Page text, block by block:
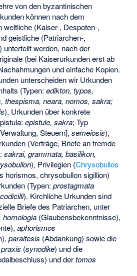
von den byzantinischen
können nach dem
weltliche (Kaiser-, Despoten-,
geistliche (Patriarchen-,
unterteilt werden, nach der
(bei Kaiserurkunden erst ab
und einfache Kopien.
unterscheiden wir Urkunden
(Typen: edikton, typos,
thespisma, neara, nomos, sakra;
), Urkunden über konkrete
epistule, sakra; Typ
Steuern], semeiosis),
(Verträge, Briefe an fremde
sakrai, grammata, basilikon,
), Privilegien (Chrysobullos
horismos, chrysobullon sigillion)
(Typen: prostagmata
). Kirchliche Urkunden sind
Briefe des Patriarchen, unter
homologia(Glaubensbekenntnisse),
aphorismos
paraitesis (Abdankung) sowie die
praxis (synodike) und die
und dertomos